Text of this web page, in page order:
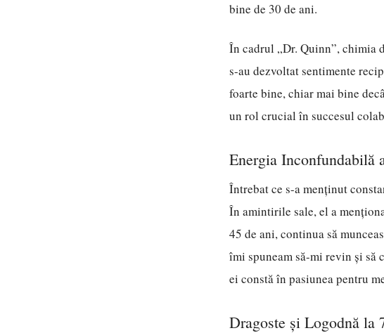
bine de 30 de ani.
În cadrul „Dr. Quinn”, chimia
s-au dezvoltat sentimente
foarte bine, chiar mai bine
un rol crucial în succesul
Energia Inconfundabilă
Întrebat ce s-a menținut
În amintirile sale, el a
45 de ani, continua să
îmi spuneam să-mi revin și să
ei constă în pasiunea pentru
Dragoste și Logodnă la